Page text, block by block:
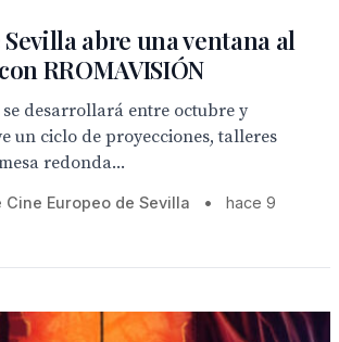
Sevilla abre una ventana al
RROMAVISIÓN
desarrollará entre octubre y
un ciclo de proyecciones, talleres
redonda...
Cine Europeo de Sevilla •
hace 9